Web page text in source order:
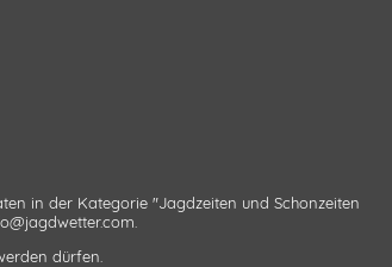
in der Kategorie "Jagdzeiten und Schonzeiten
dürfen.